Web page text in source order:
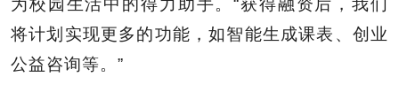
为校园生活中的得力助手。“获得融资后，我们
将计划实现更多的功能，如智能生成课表、创业
公益咨询等。”